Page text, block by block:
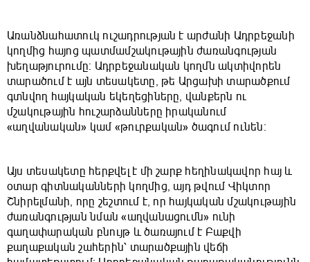
Առանձնահատուկ ուշադրության է արժանի Ադրբեջանի
կողմից հայոց պատմամշակութային ժառանգության
խեղաթյուրումը։ Ադրբեջանական կողմն ակտիվորեն
տարածում է այն տեսակետը, թե Արցախի տարածքում
գտնվող հայկական եկեղեցիները, վանքերն ու
մշակութային հուշարձանները իրականում
«աղվանական» կամ «թուրքական» ծագում ունեն։
Այս տեսակետը հերքվել է մի շարք հեղինակավոր հայ և
օտար գիտնականների կողմից, այդ թվում Վիկտոր
Շնիրելմանի, որը շեշտում է, որ հայկական մշակութային
ժառանգության նման «աղվանացումն» ունի
գաղափարական բնույթ և ծառայում է Բաքվի
քաղաքական շահերին՝ տարածքային վեճի